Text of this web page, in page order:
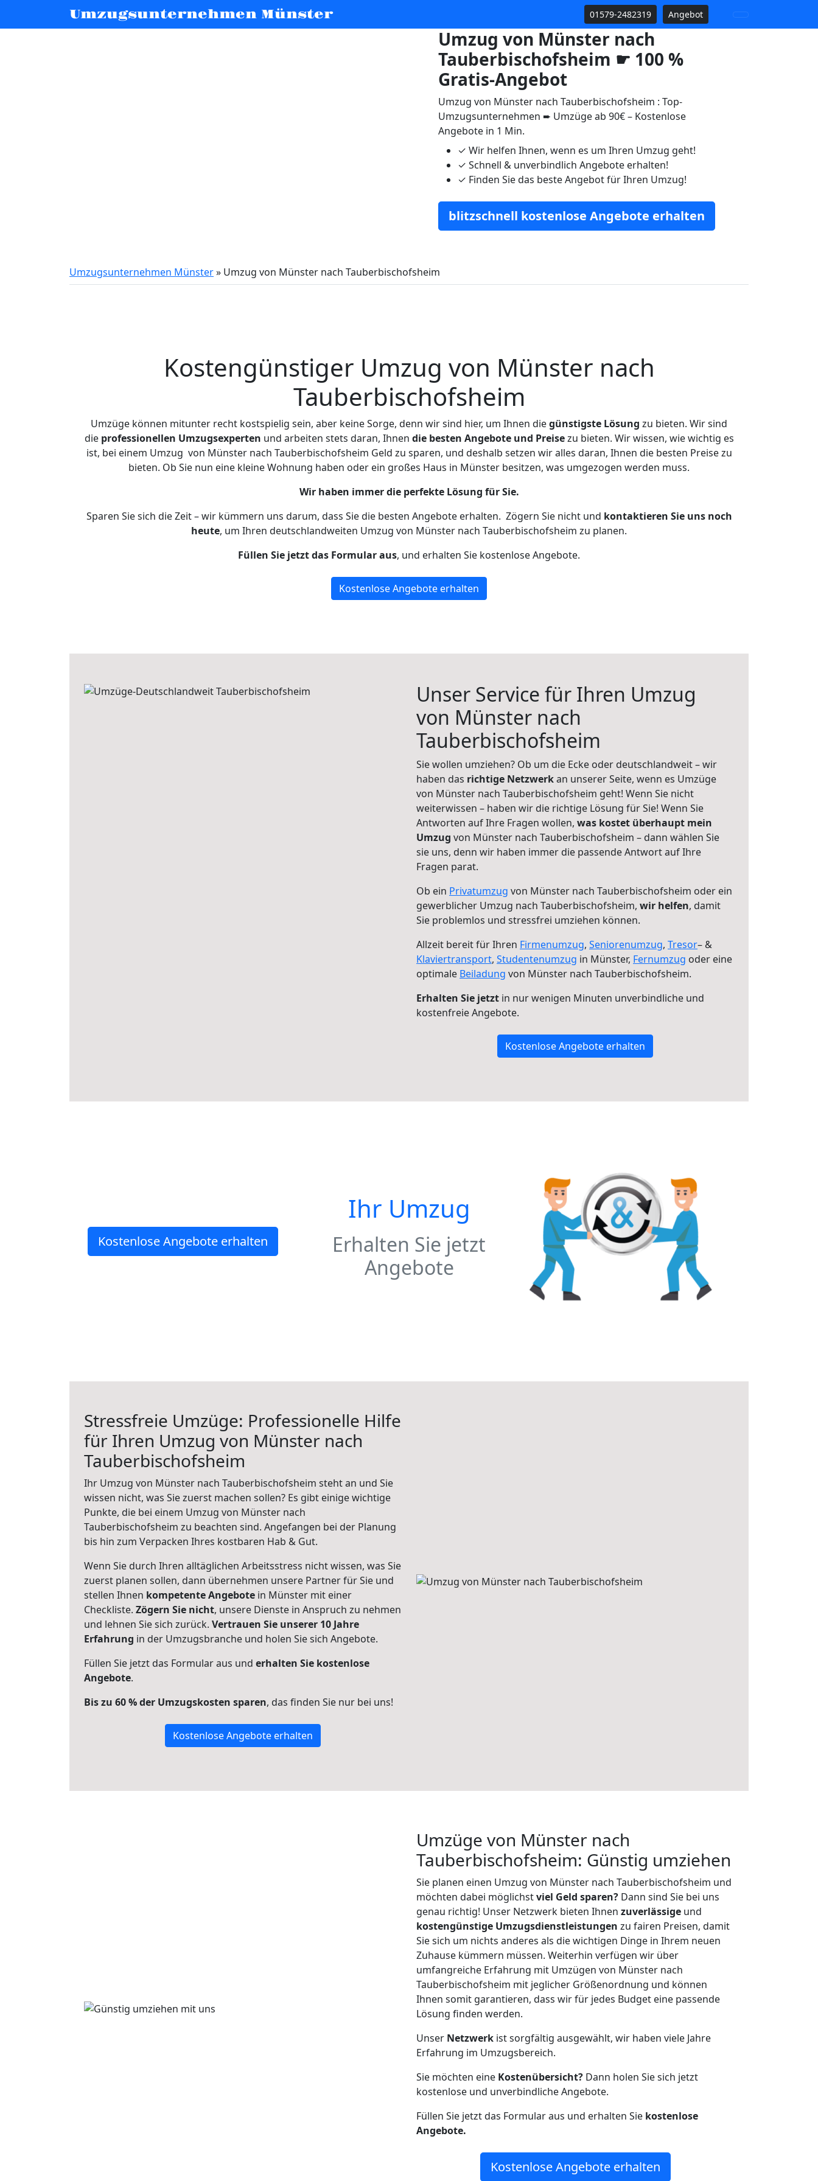
Umzugsunternehmen Münster 01579-2482319 Angebot
Umzug von Münster nach
Tauberbischofsheim ☛ 100 %
Gratis-Angebot
Umzug von Münster nach Tauberbischofsheim : Top-
Umzugsunternehmen ➨ Umzüge ab 90€ – Kostenlose
Angebote in 1 Min.
✓ Wir helfen Ihnen, wenn es um Ihren Umzug geht!
✓ Schnell & unverbindlich Angebote erhalten!
✓ Finden Sie das beste Angebot für Ihren Umzug!
blitzschnell kostenlose Angebote erhalten
Umzugsunternehmen Münster» Umzug von Münster nach Tauberbischofsheim
Kostengünstiger Umzug von Münster nach
Tauberbischofsheim
Umzüge können mitunter recht kostspielig sein, aber keine Sorge, denn wir sind hier, um Ihnen diegünstigste Lösung zu bieten. Wir sind
die professionellen Umzugsexperten und arbeiten stets daran, Ihnen die besten Angebote und Preisezu bieten. Wir wissen, wie wichtig es
ist, bei einem Umzug von Münster nach Tauberbischofsheim Geld zu sparen, und deshalb setzen wir alles daran, Ihnen die besten Preise zu
bieten. Ob Sie nun eine kleine Wohnung haben oder ein großes Haus in Münster besitzen, was umgezogen werden muss.
Wir haben immer die perfekte Lösung für Sie.
Sparen Sie sich die Zeit – wir kümmern uns darum, dass Sie die besten Angebote erhalten. Zögern Sie nicht und kontaktieren Sie uns noch
heute, um Ihren deutschlandweiten Umzug von Münster nach Tauberbischofsheim zu planen.
Füllen Sie jetzt das Formular aus, und erhalten Sie kostenlose Angebote.
Kostenlose Angebote erhalten
Unser Service für Ihren Umzug
von Münster nach
Tauberbischofsheim
Sie wollen umziehen? Ob um die Ecke oder deutschlandweit – wir
haben das richtige Netzwerkan unserer Seite, wenn es Umzüge
von Münster nach Tauberbischofsheim geht! Wenn Sie nicht
weiterwissen – haben wir die richtige Lösung für Sie! Wenn Sie
Antworten auf Ihre Fragen wollen, was kostet überhaupt mein
Umzug von Münster nach Tauberbischofsheim – dann wählen Sie
sie uns, denn wir haben immer die passende Antwort auf Ihre
Fragen parat.
Ob ein Privatumzug von Münster nach Tauberbischofsheim oder ein
gewerblicher Umzug nach Tauberbischofsheim, wir helfen, damit
Sie problemlos und stressfrei umziehen können.
Allzeit bereit für Ihren Firmenumzug, Seniorenumzug, Tresor– &
Klaviertransport, Studentenumzug in Münster, Fernumzug oder eine
optimale Beiladung von Münster nach Tauberbischofsheim.
Erhalten Sie jetzt in nur wenigen Minuten unverbindliche und
kostenfreie Angebote.
Kostenlose Angebote erhalten
Kostenlose Angebote erhalten
Ihr Umzug
Erhalten Sie jetzt
Angebote
Stressfreie Umzüge: Professionelle Hilfe
für Ihren Umzug von Münster nach
Tauberbischofsheim
Ihr Umzug von Münster nach Tauberbischofsheim steht an und Sie
wissen nicht, was Sie zuerst machen sollen? Es gibt einige wichtige
Punkte, die bei einem Umzug von Münster nach
Tauberbischofsheim zu beachten sind. Angefangen bei der Planung
bis hin zum Verpacken Ihres kostbaren Hab & Gut.
Wenn Sie durch Ihren alltäglichen Arbeitsstress nicht wissen, was Sie
zuerst planen sollen, dann übernehmen unsere Partner für Sie und
stellen Ihnen kompetente Angebote in Münster mit einer
Checkliste. Zögern Sie nicht, unsere Dienste in Anspruch zu nehmen
und lehnen Sie sich zurück. Vertrauen Sie unserer 10 Jahre
Erfahrung in der Umzugsbranche und holen Sie sich Angebote.
Füllen Sie jetzt das Formular aus und erhalten Sie kostenlose
Angebote.
Bis zu 60 % der Umzugskosten sparen, das finden Sie nur bei uns!
Kostenlose Angebote erhalten
Umzüge von Münster nach
Tauberbischofsheim: Günstig umziehen
Sie planen einen Umzug von Münster nach Tauberbischofsheim und
möchten dabei möglichstviel Geld sparen? Dann sind Sie bei uns
genau richtig! Unser Netzwerk bieten Ihnen zuverlässige und
kostengünstige Umzugsdienstleistungen zu fairen Preisen, damit
Sie sich um nichts anderes als die wichtigen Dinge in Ihrem neuen
Zuhause kümmern müssen. Weiterhin verfügen wir über
umfangreiche Erfahrung mit Umzügen von Münster nach
Tauberbischofsheim mit jeglicher Größenordnung und können
Ihnen somit garantieren, dass wir für jedes Budget eine passende
Lösung finden werden.
Unser Netzwerk ist sorgfältig ausgewählt, wir haben viele Jahre
Erfahrung im Umzugsbereich.
Sie möchten eine Kostenübersicht? Dann holen Sie sich jetzt
kostenlose und unverbindliche Angebote.
Füllen Sie jetzt das Formular aus und erhalten Sie kostenlose
Angebote.
Kostenlose Angebote erhalten